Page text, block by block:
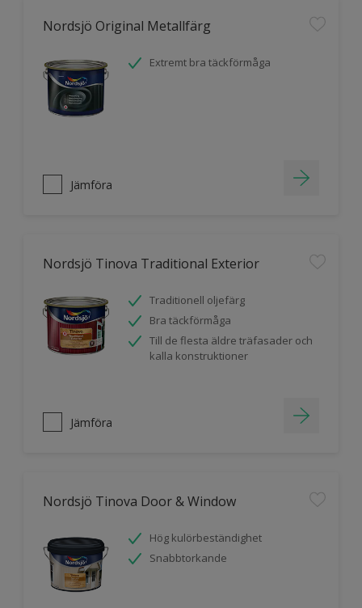
Nordsjö Original Metallfärg
Extremt bra täckförmåga
Jämföra
Nordsjö Tinova Traditional Exterior
Traditionell oljefärg
Bra täckförmåga
Till de flesta äldre träfasader och
kalla konstruktioner
Jämföra
Nordsjö Tinova Door & Window
Hög kulörbeständighet
Snabbtorkande